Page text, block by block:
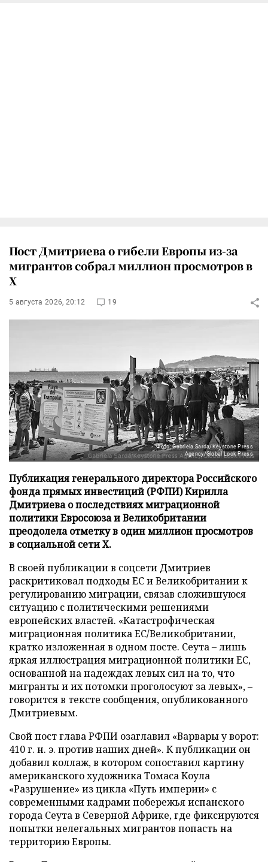
Пост Дмитриева о гибели Европы из-за
мигрантов собрал миллион просмотров в
X
5 августа 2026, 20:12 19
Фото: Gabriela Sarda/Keystone Press
Agency/Global Look Press
Публикация генерального директора Российского
фонда прямых инвестиций (РФПИ) Кирилла
Дмитриева о последствиях миграционной
политики Евросоюза и Великобритании
преодолела отметку в один миллион просмотров
в социальной сети X.
В своей публикации в соцсети Дмитриев
раскритиковал подходы ЕС и Великобритании к
регулированию миграции, связав сложившуюся
ситуацию с политическими решениями
европейских властей. «Катастрофическая
миграционная политика ЕС/Великобритании,
кратко изложенная в одном посте. Сеута – лишь
яркая иллюстрация миграционной политики ЕС,
основанной на надеждах левых сил на то, что
мигранты и их потомки проголосуют за левых», –
говорится в тексте сообщения, опубликованного
Дмитриевым.
Свой пост глава РФПИ озаглавил «Варвары у ворот:
410 г. н. э. против наших дней». К публикации он
добавил коллаж, в котором сопоставил картину
американского художника Томаса Коула
«Разрушение» из цикла «Путь империи» с
современными кадрами побережья испанского
города Сеута в Северной Африке, где фиксируются
попытки нелегальных мигрантов попасть на
территорию Европы.